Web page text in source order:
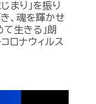
まり」を振り
、魂を輝かせ
生きる」朗
ナウィルス